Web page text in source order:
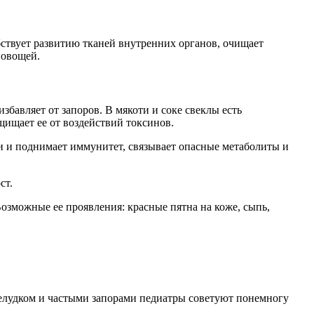
развитию тканей внутренних органов, очищает
от запоров. В мякоти и соке свеклы есть
ее от воздействий токсинов.
поднимает иммунитет, связывает опасные метаболиты и
ее проявления: красные пятна на коже, сыпь,
и частыми запорами педиатры советуют понемногу